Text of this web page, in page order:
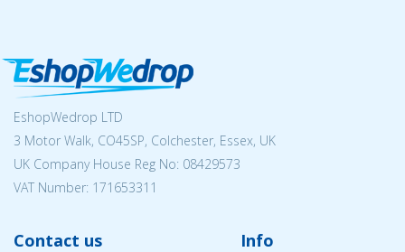
EshopWedrop LTD
3 Motor Walk, CO45SP, Colchester, Essex, UK
UK Company House Reg No: 08429573
VAT Number: 171653311
Contact us Info